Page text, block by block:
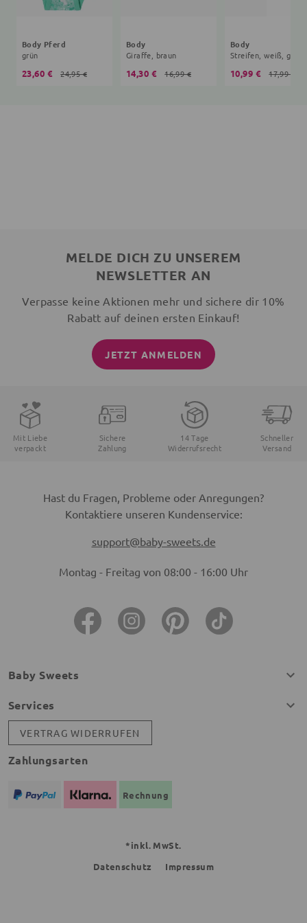
Body Pferd
grün
23,60 € 24,95 €
Body
Giraffe, braun
14,30 € 16,99 €
Body
Streifen, weiß, grau
10,99 € 17,99 €
MELDE DICH ZU UNSEREM
NEWSLETTER AN
Verpasse keine Aktionen mehr und sichere dir 10%
Rabatt auf deinen ersten Einkauf!
JETZT ANMELDEN
Mit Liebe
verpackt
Sichere
Zahlung
14 Tage
Widerrufsrecht
Schneller
Versand
Hast du Fragen, Probleme oder Anregungen?
Kontaktiere unseren Kundenservice:
support@baby-sweets.de
Montag - Freitag von 08:00 - 16:00 Uhr
Baby Sweets
Services
VERTRAG WIDERRUFEN
Zahlungsarten
Rechnung
*inkl. MwSt.
Datenschutz
Impressum